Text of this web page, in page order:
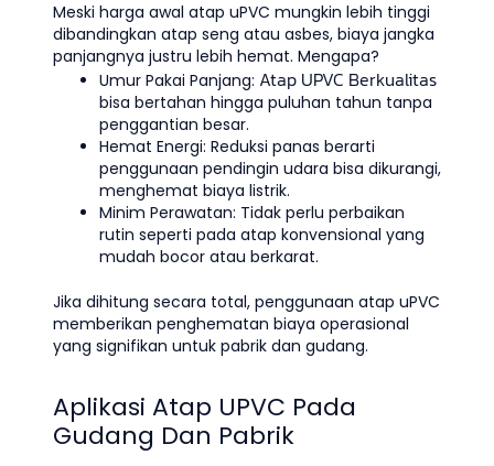
Meski harga awal atap uPVC mungkin lebih tinggi
dibandingkan atap seng atau asbes, biaya jangka
panjangnya justru lebih hemat. Mengapa?
Umur Pakai Panjang: Atap UPVC Berkualitas
bisa bertahan hingga puluhan tahun tanpa
penggantian besar.
Hemat Energi: Reduksi panas berarti
penggunaan pendingin udara bisa dikurangi,
menghemat biaya listrik.
Minim Perawatan: Tidak perlu perbaikan
rutin seperti pada atap konvensional yang
mudah bocor atau berkarat.
Jika dihitung secara total, penggunaan atap uPVC
memberikan penghematan biaya operasional
yang signifikan untuk pabrik dan gudang.
Aplikasi Atap UPVC Pada
Gudang Dan Pabrik